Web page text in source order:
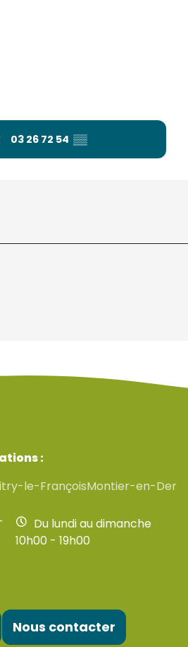
03 26 72 54 ▒▒
:
le-FrançoisMontier-en-Der
Du lundi au dimanche
10h00 - 19h00
Nous contacter